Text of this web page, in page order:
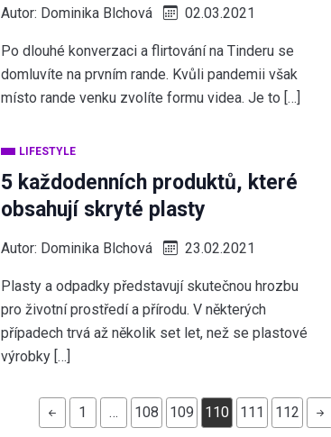
Autor: Dominika Blchová 02.03.2021
Po dlouhé konverzaci a flirtování na Tinderu se
domluvíte na prvním rande. Kvůli pandemii však
místo rande venku zvolíte formu videa. Je to […]
LIFESTYLE
5 každodenních produktů, které
obsahují skryté plasty
Autor: Dominika Blchová 23.02.2021
Plasty a odpadky představují skutečnou hrozbu
pro životní prostředí a přírodu. V některých
případech trvá až několik set let, než se plastové
výrobky […]
1 … 108 109 110 111 112